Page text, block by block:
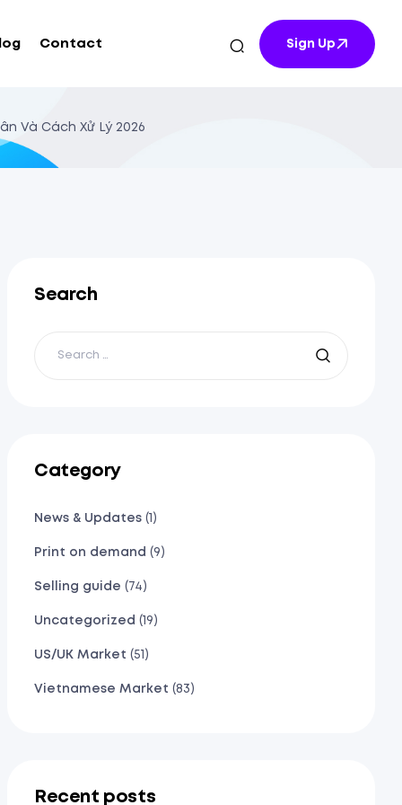
Contact Sign Up
Và Cách Xử Lý 2026
Search
Category
News & Updates (1)
Print on demand (9)
Selling guide (74)
Uncategorized (19)
US/UK Market (51)
Vietnamese Market (83)
Recent posts